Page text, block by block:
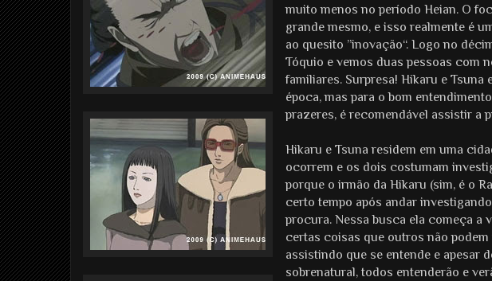
muito menos no período Heian. O
grande mesmo, e isso realmente é
ao quesito ”inovação“. Logo no
Tóquio e vemos duas pessoas com
familiares. Surpresa! Hikaru e Tsuna
época, mas para o bom
prazeres, é recomendável assistir a
Hikaru e Tsuna residem em uma
ocorrem e os dois costumam
porque o irmão da Hikaru (sim, é o
certo tempo após andar
procura. Nessa busca ela começa a
certas coisas que outros não
assistindo que se entende e apesar
sobrenatural, todos entenderão e